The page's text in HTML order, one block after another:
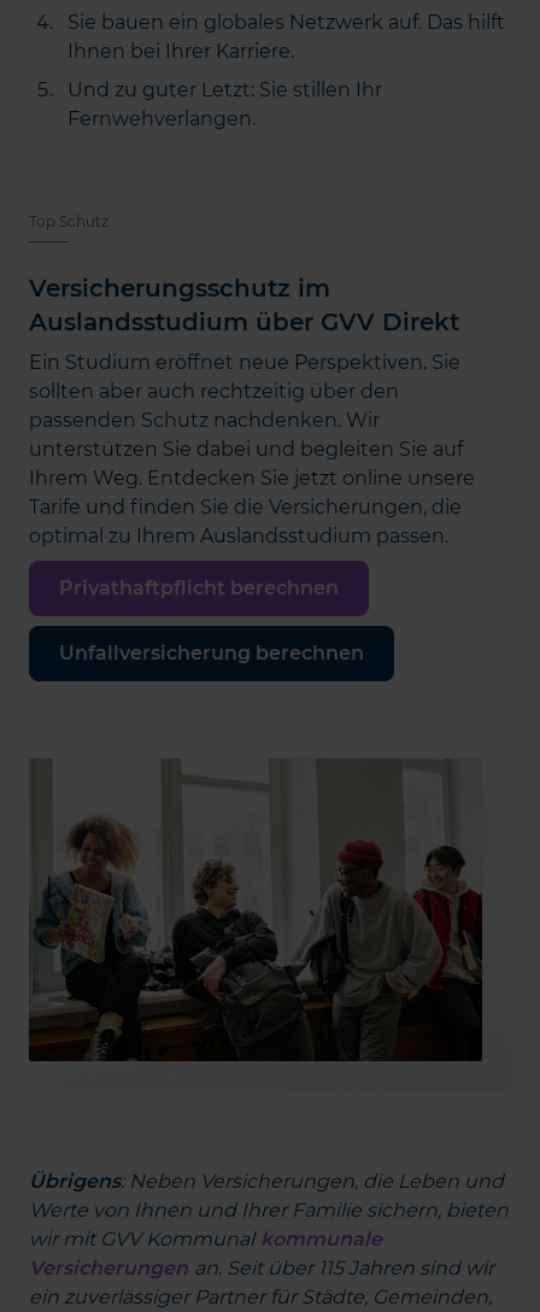
Sie bauen ein globales Netzwerk auf. Das hilft
Ihnen bei Ihrer Karriere.
Und zu guter Letzt: Sie stillen Ihr
Fernwehverlangen.
Top Schutz
Versicherungsschutz im
Auslandsstudium über GVV Direkt
Ein Studium eröffnet neue Perspektiven. Sie
sollten aber auch rechtzeitig über den
passenden Schutz nachdenken. Wir
unterstützen Sie dabei und begleiten Sie auf
Ihrem Weg. Entdecken Sie jetzt online unsere
Tarife und finden Sie die Versicherungen, die
optimal zu Ihrem Auslandsstudium passen.
Privathaftpflicht berechnen
Unfallversicherung berechnen
Übrigens: Neben Versicherungen, die Leben und
Werte von Ihnen und Ihrer Familie sichern, bieten
wir mit GVV Kommunal kommunale
Versicherungen an. Seit über 115 Jahren sind wir
ein zuverlässiger Partner für Städte, Gemeinden,